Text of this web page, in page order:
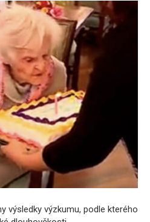
výsledky výzkumu, podle kterého